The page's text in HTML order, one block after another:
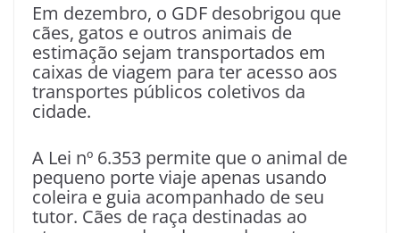
Em dezembro, o GDF desobrigou que
cães, gatos e outros animais de
estimação sejam transportados em
caixas de viagem para ter acesso aos
transportes públicos coletivos da
cidade.
A Lei nº 6.353 permite que o animal de
pequeno porte viaje apenas usando
coleira e guia acompanhado de seu
tutor. Cães de raça destinadas ao